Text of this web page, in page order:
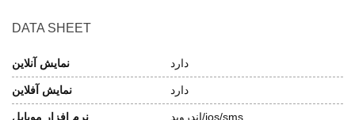
DATA SHEET
نمایش آنلاین دارد
نمایش آفلاین دارد
نرم افزار موبایل اندروید/ios/sms